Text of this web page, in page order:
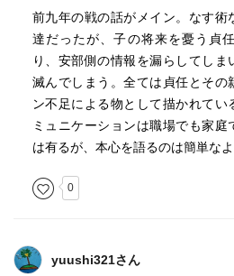
とで、金為行（千代童丸の祖父）
不成立を画策、清原氏との内通を図
実に恐ろしきは、手ごわい敵よ
なぁ・・・。
安倍頼時(頼良)は金で罪を造った
その強すぎる力は恐怖を産み敵を
めさせる。誰が悪いわけではない
これから清原が東北を納めるよ
清原が「悪」である。清原武則は一
前九年の戦の話がメイン。なす術
達だったが、子の将来を憂う貞
り、安部側の情報を漏らしてしま
滅んでしまう。全ては貞任とその
ン不足による物として描かれてい
ミュニケーションは職場でも家
は有るが、本心を語るのは簡単な
0
yuushi321さん